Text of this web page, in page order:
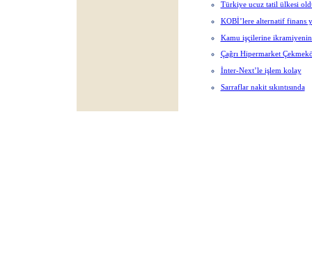
Türkiye ucuz tatil ülkesi
KOBİ’lere alternatif finans
Kamu işçilerine ikramiyenin
Çağrı Hipermarket
İnter-Next’le işlem kolay
Sarraflar nakit sıkıntısında